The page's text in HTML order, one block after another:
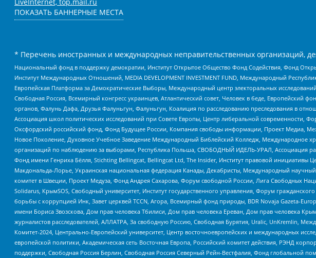
ПОКАЗАТЬ БАННЕРНЫЕ МЕСТА
* Перечень иностранных и международных неправительственных организаций,
Национальный фонд в поддержку демократии, Институт Открытое Общество Фонд Содействия, Фонд
Институт Международных Отношений, MEDIA DEVELOPMENT INVESTMENT FUND, Международный
Европейская Платформа за Демократические Выборы, Международный центр электоральных
Свободная Россия, Всемирный конгресс украинцев, Атлантический совет, Человек в беде,
органов, Фалунь Дафа, Друзья Фалуньгун, Фалуньгун, Коалиция по расследованию преследования в
Ассоциация школ политических исследований при Совете Европы, Центр либеральной современности,
Оксфордский российский фонд, Фонд Будущее России, Компания свободы информации, Проект Медиа,
Новое Поколение, Духовное Учебное Заведение Международный Библейский Колледж, Международное
организаций по наблюдению за выборами, Республика Польша, СВОБОДНЫЙ ИДЕЛЬ-УРАЛ, Ассоциация
Фонд имени Генриха Бёлля, Stichting Bellingcat, Bellingcat Ltd, The Insider, Институт правовой
Макдональда-Лорье, Украинская национальная федерация Канады, Декабристы, Международный
комитет в Швеции, Проект Медуза, Фонд Андрея Сахарова, Форум свободной России, Лига Свободных
Solidarus, КрымSOS, Свободный университет, Институт государственного управления, Форум
борьбы с коррупцией Инк, Завет церквей TCCN, Агора, Всемирный фонд природы, BDR Novaja Gazeta-
имени Бориса Звозскова, Дом прав человека Тбилиси, Дом прав человека Ереван, Дом прав человека
журналистов расследователей, АЛЛАТРА, За свободную Россию, Свободная Бурятия, Uralic, UnKremlin,
Комитет-2024, Центрально-Европейский университет, Центр восточноевропейских и международных
европейской политики, Академическая сеть Восточная Европа, Российский комитет действия, РЭНД
поддержки, Свободная Россия Берлин, Свободная Россия Северный Рейн-Вестфалия, Фонд глобальной